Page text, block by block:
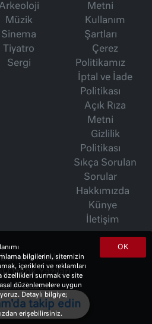
Müzik
Sinema
Tiyatro
Sergi
Metni
Kullanım
Şartları
Çerez
Politikamız
İptal ve İade
Politikası
Açık Rıza
Metni
Gizlilik
Politikası
Sıkça Sorulan
Sorular
Hakkımızda
Künye
İletişim
Yazıları
Özkök Yazıları
Gazete
OK
bilgilerini, sitemizin
içerikleri ve reklamları
özellikleri sunmak ve site
düzenlemelere uygun
Detaylı bilgiye;
erişebilirsiniz.
takip edin